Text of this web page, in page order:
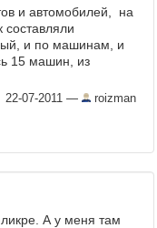
и автомобилей, на
составляли
и по машинам, и
15 машин, из
22-07-2011 — roizman
А у меня там